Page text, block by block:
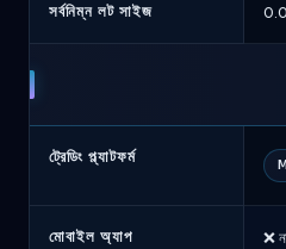
সর্বনিম্ন লট সাইজ
ট্রেডিং প্ল্যাটফর্ম
মোবাইল অ্যাপ ❌